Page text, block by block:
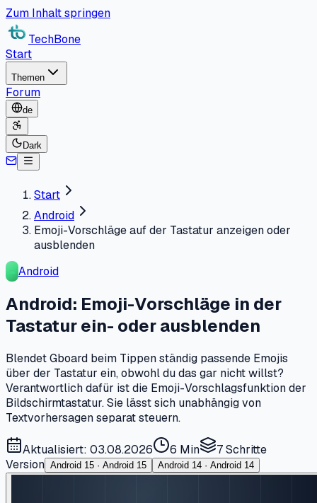
Zum Inhalt springen
TechBone
Start
Themen
Forum
de
Dark
Start
Android
Emoji-Vorschläge auf der Tastatur anzeigen oder
ausblenden
Android
Android: Emoji-Vorschläge in der
Tastatur ein- oder ausblenden
Blendet Gboard beim Tippen ständig passende Emojis
über der Tastatur ein, obwohl du das gar nicht willst?
Verantwortlich dafür ist die Emoji-Vorschlagsfunktion der
Bildschirmtastatur. Sie lässt sich unabhängig von
Textvorhersagen separat steuern.
Aktualisiert: 03.08.2026 6 Min 7Schritte
Version Android 15 · Android 15 Android 14 · Android 14